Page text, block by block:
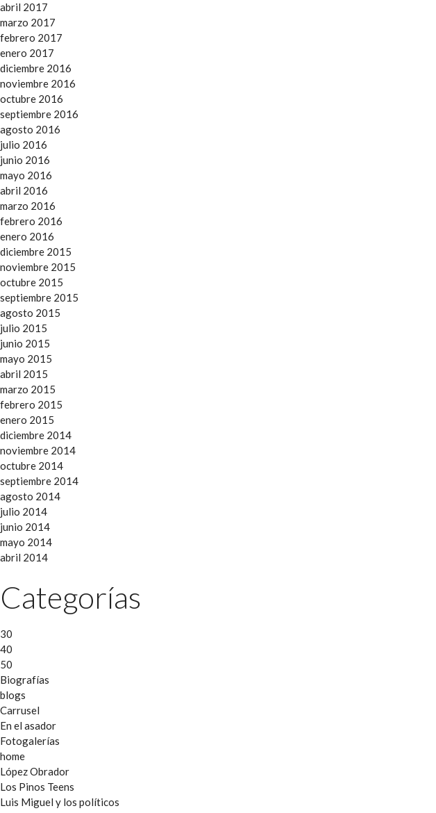
abril 2017
marzo 2017
febrero 2017
enero 2017
diciembre 2016
noviembre 2016
octubre 2016
septiembre 2016
agosto 2016
julio 2016
junio 2016
mayo 2016
abril 2016
marzo 2016
febrero 2016
enero 2016
diciembre 2015
noviembre 2015
octubre 2015
septiembre 2015
agosto 2015
julio 2015
junio 2015
mayo 2015
abril 2015
marzo 2015
febrero 2015
enero 2015
diciembre 2014
noviembre 2014
octubre 2014
septiembre 2014
agosto 2014
julio 2014
junio 2014
mayo 2014
abril 2014
Categorías
30
40
50
Biografías
blogs
Carrusel
En el asador
Fotogalerías
home
López Obrador
Los Pinos Teens
Luis Miguel y los políticos